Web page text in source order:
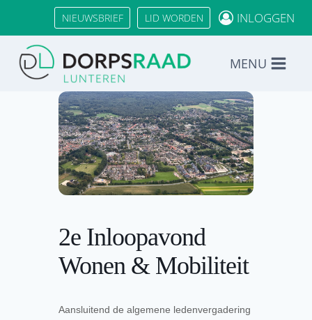
inhoud
NIEUWSBRIEF LID WORDEN INLOGGEN
MENU
2e Inloopavond
Wonen & Mobiliteit
Aansluitend de algemene ledenvergadering